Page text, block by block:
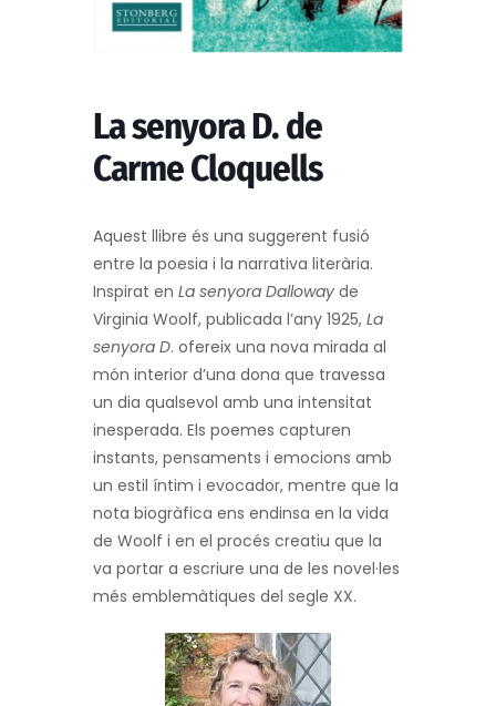
La senyora D. de
Carme Cloquells
Aquest llibre és una suggerent fusió
entre la poesia i la narrativa literària.
Inspirat en La senyora Dalloway de
Virginia Woolf, publicada l’any 1925, La
senyora D. ofereix una nova mirada al
món interior d’una dona que travessa
un dia qualsevol amb una intensitat
inesperada. Els poemes capturen
instants, pensaments i emocions amb
un estil íntim i evocador, mentre que la
nota biogràfica ens endinsa en la vida
de Woolf i en el procés creatiu que la
va portar a escriure una de les novel·les
més emblemàtiques del segle XX.